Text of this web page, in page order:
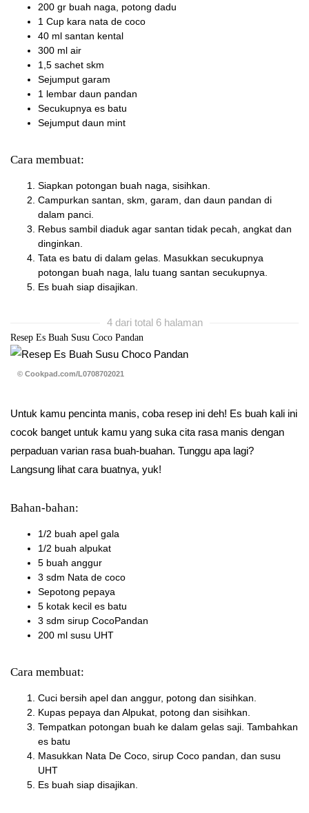
200 gr buah naga, potong dadu
1 Cup kara nata de coco
40 ml santan kental
300 ml air
1,5 sachet skm
Sejumput garam
1 lembar daun pandan
Secukupnya es batu
Sejumput daun mint
Cara membuat:
Siapkan potongan buah naga, sisihkan.
Campurkan santan, skm, garam, dan daun pandan di
dalam panci.
Rebus sambil diaduk agar santan tidak pecah, angkat dan
dinginkan.
Tata es batu di dalam gelas. Masukkan secukupnya
potongan buah naga, lalu tuang santan secukupnya.
Es buah siap disajikan.
4 dari total 6 halaman
Resep Es Buah Susu Coco Pandan
© Cookpad.com/L0708702021
Untuk kamu pencinta manis, coba resep ini deh! Es buah kali ini
cocok banget untuk kamu yang suka cita rasa manis dengan
perpaduan varian rasa buah-buahan. Tunggu apa lagi?
Langsung lihat cara buatnya, yuk!
Bahan-bahan:
1/2 buah apel gala
1/2 buah alpukat
5 buah anggur
3 sdm Nata de coco
Sepotong pepaya
5 kotak kecil es batu
3 sdm sirup CocoPandan
200 ml susu UHT
Cara membuat:
Cuci bersih apel dan anggur, potong dan sisihkan.
Kupas pepaya dan Alpukat, potong dan sisihkan.
Tempatkan potongan buah ke dalam gelas saji. Tambahkan
es batu
Masukkan Nata De Coco, sirup Coco pandan, dan susu
UHT
Es buah siap disajikan.